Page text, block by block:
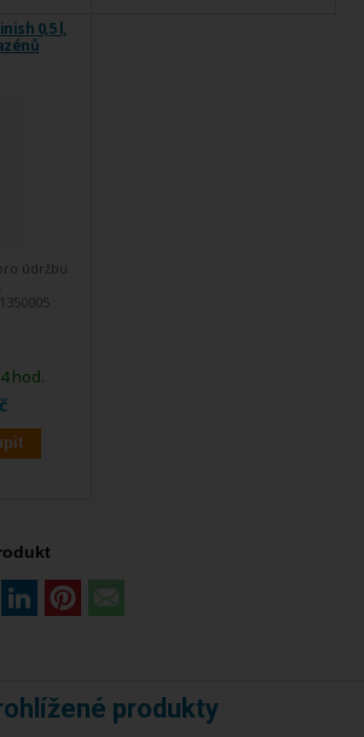
0,5 l,
údržbu
hod.
produkty